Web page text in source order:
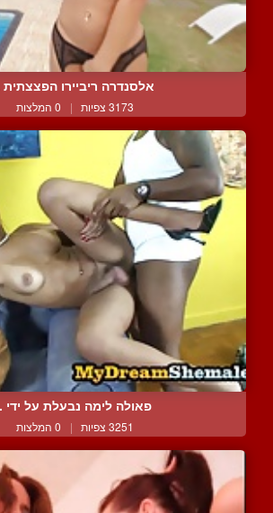
אלסנדרה ריביירו הפצצתית
3173 צפיות | 0 המלצות
פאולה לימה נבעלת על ידי
3251 צפיות | 0 המלצות